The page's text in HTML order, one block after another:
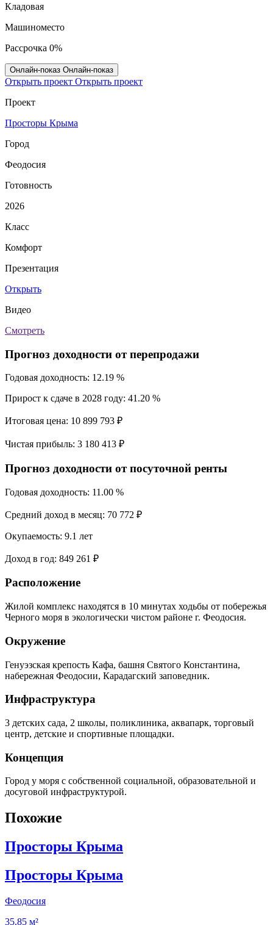
Кладовая
Машиноместо
Рассрочка 0%
Онлайн‑показ Онлайн‑показ
Открыть проект Открыть проект
Проект
Просторы Крыма
Город
Феодосия
Готовность
2026
Класс
Комфорт
Презентация
Открыть
Видео
Смотреть
Прогноз доходности от перепродажи
Годовая доходность: 12.19 %
Прирост к сдаче в 2028 году: 41.20 %
Итоговая цена: 10 899 793 ₽
Чистая прибыль: 3 180 413 ₽
Прогноз доходности от посуточной ренты
Годовая доходность: 11.00 %
Средний доход в месяц: 70 772 ₽
Окупаемость: 9.1 лет
Доход в год: 849 261 ₽
Расположение
Жилой комплекс находятся в 10 минутах ходьбы от побережья
Черного моря в экологически чистом районе г. Феодосия.
Окружение
Генуэзская крепость Кафа, башня Святого Константина,
набережная Феодосии, Карадагский заповедник.
Инфраструктура
3 детских сада, 2 школы, поликлиника, аквапарк, торговый
центр, детские и спортивные площадки.
Концепция
Город у моря с собственной социальной, образовательной и
досуговой инфраструктурой.
Похожие
Просторы Крыма
Просторы Крыма
Феодосия
35.85 м²